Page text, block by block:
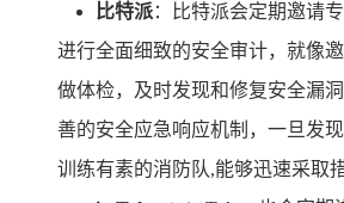
比特派：比特派会定期邀请
进行全面细致的安全审计，就像
做体检，及时发现和修复安全漏
善的安全应急响应机制，一旦发
训练有素的消防队,能够迅速采取